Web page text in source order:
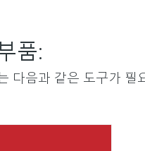
품:
다음과 같은 도구가 필